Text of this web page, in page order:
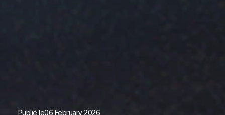
Publié le06 February 2026